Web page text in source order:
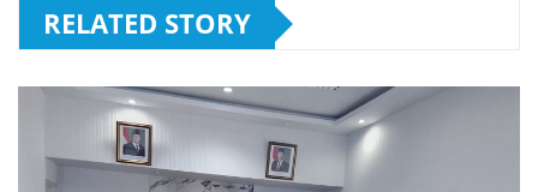
RELATED STORY